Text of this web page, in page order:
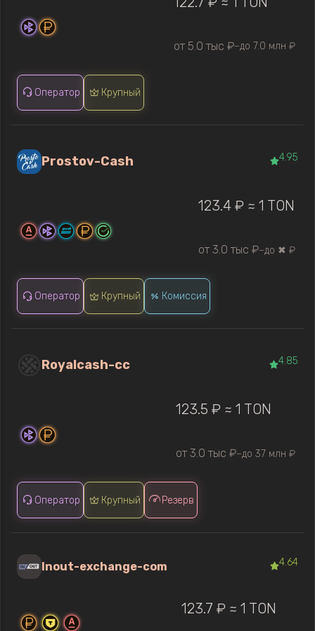
от 5.0 тыс ₽—до 7.0 млн ₽
Оператор Крупный
Prostov-Cash 4.95
123.4 ₽ ≈ 1 TON
от 3.0 тыс ₽—до ✖ ₽
Оператор Крупный Комиссия
Royalcash-cc 4.85
123.5 ₽ ≈ 1 TON
от 3.0 тыс ₽—до 37 млн ₽
Оператор Крупный Резерв
Inout-exchange-com 4.64
123.7 ₽ ≈ 1 TON